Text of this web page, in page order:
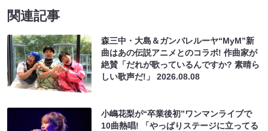
関連記事
森三中・大島＆ガンバレルーヤ“MyM”新
曲はあの伝説アニメとのコラボ! 作曲家が
絶賛「だれが歌っているんですか? 素晴ら
しい歌声だ!」2026.08.08
小嶋花梨が“卒業後初”ワンマンライブで
10曲熱唱! 「やっぱりステージに立ってる